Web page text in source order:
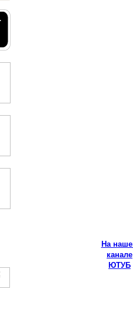
На
канале
ЮТУБ